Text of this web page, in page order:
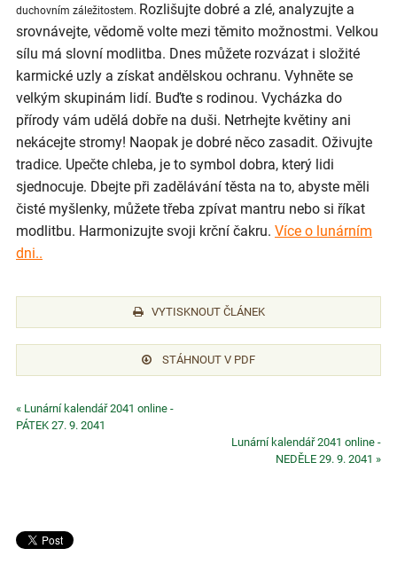
duchovním záležitostem. Rozlišujte dobré a zlé, analyzujte a
srovnávejte, vědomě volte mezi těmito možnostmi. Velkou
sílu má slovní modlitba. Dnes můžete rozvázat i složité
karmické uzly a získat andělskou ochranu. Vyhněte se
velkým skupinám lidí. Buďte s rodinou. Vycházka do
přírody vám udělá dobře na duši. Netrhejte květiny ani
nekácejte stromy! Naopak je dobré něco zasadit. Oživujte
tradice. Upečte chleba, je to symbol dobra, který lidi
sjednocuje. Dbejte při zadělávání těsta na to, abyste měli
čisté myšlenky, můžete třeba zpívat mantru nebo si říkat
modlitbu. Harmonizujte svoji krční čakru. Více o lunárním
dni..
VYTISKNOUT ČLÁNEK
STÁHNOUT V PDF
« Lunární kalendář 2041 online -
PÁTEK 27. 9. 2041
Lunární kalendář 2041 online -
NEDĚLE 29. 9. 2041 »